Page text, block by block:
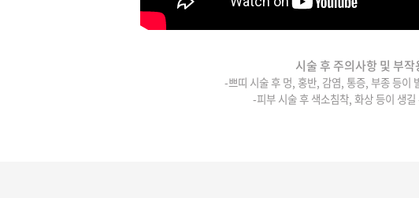
시술 후 주의사항 및 부작
-쁘띠 시술 후 멍, 홍반, 감염, 통증, 부종 등이
-피부 시술 후 색소침착, 화상 등이 생